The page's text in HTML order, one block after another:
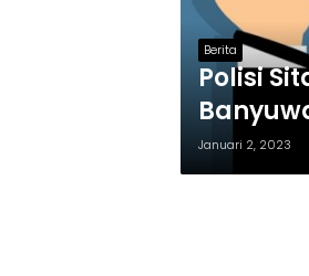
Berita
Polisi
Januari 2, 2023